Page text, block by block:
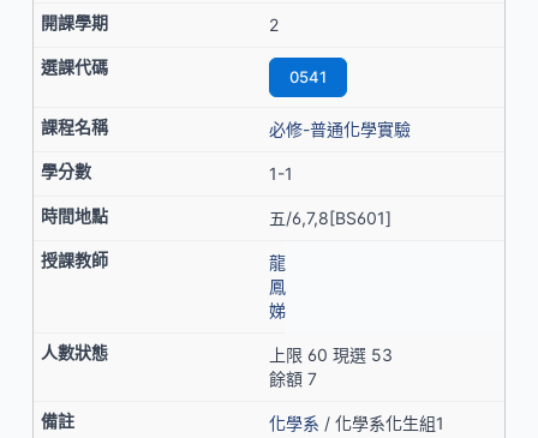
2
0541
必修-普通化學實驗
1-1
五/6,7,8[BS601]
龍
鳳
娣
上限 60 現選 53
餘額 7
化學系 / 化學系化生組1